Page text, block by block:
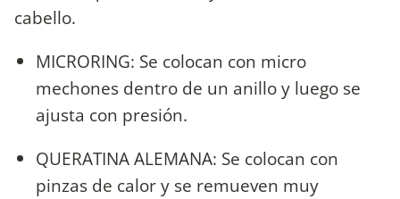
cabello.
MICRORING: Se colocan con micro
mechones dentro de un anillo y luego se
ajusta con presión.
QUERATINA ALEMANA: Se colocan con
pinzas de calor y se remueven muy